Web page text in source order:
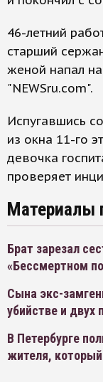
46-летний
старший
женой напал
"NEWSru.com".
Испугавшись
из окна 11-го
девочка
проверяет
Материалы
Брат зарезал
«Бессмертном
Сына экс-
убийстве и двух
В Петербурге
жителя, который